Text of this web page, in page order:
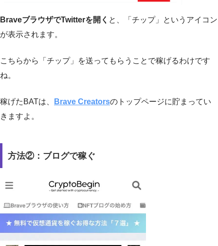
BraveブラウザでTwitterを開く と、「チップ」というアイコン
が表示されます。
こちらから「チップ」を送ってもらうことで稼げるわけです
ね。
稼げたBATは、 Brave Creatorsのトップページに貯まってい
きますよ。
方法②：ブログで稼ぐ